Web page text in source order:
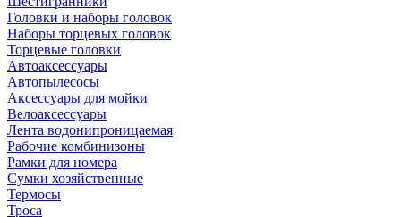
Головки и наборы головок
Наборы торцевых головок
Торцевые головки
Автоаксессуары
Автопылесосы
Аксессуары для мойки
Велоаксессуары
Лента водонипроницаемая
Рабочие комбинизоны
Рамки для номера
Сумки хозяйственные
Термосы
Троса